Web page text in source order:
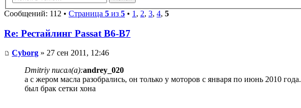
Сообщений: 112 • Страница 5 из 5 • 1 , 2, 3, 4, 5
Re: Рестайлинг Passat B6-B7
Cyborg » 27 сен 2011, 12:46
Dmitriy писал(а):andrey_020
а с жером масла разобрались, он только у моторов с января по июнь 2010 года.
был брак сетки хона